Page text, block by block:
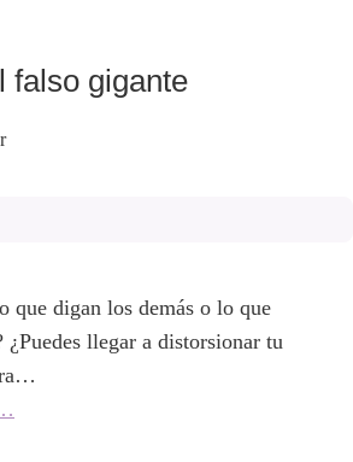
falso gigante
que digan los demás o lo que
¿Puedes llegar a distorsionar tu